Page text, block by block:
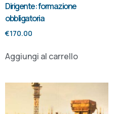
Dirigente: formazione
obbligatoria
€170.00
Aggiungi al carrello